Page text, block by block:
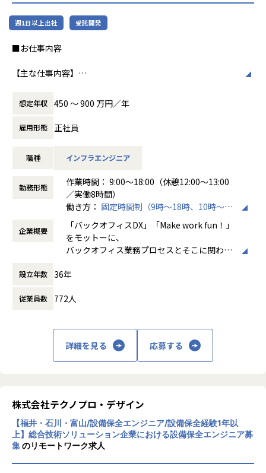
・ECクラウド基盤設計（AWS／VMware）
・大手クライアント向け仮想環境移行・導入（Windows／A
＜安心のサポート体制＞
・教育担当が1on1でフォロー
備。
・営業＆キャリアアドバイザーが伴走
└入社直後は毎月、その後は隔月で面談。業務・人間関係・
キャリアを幅広く支援。
・チャットで気軽に相談OK
└日常的に連絡しやすく、安心して話せる関係性を構築。
・トラブル時は当日中に対応
整。
└他案件の社員ともつながれる場を用意。ナレッジ共有も活
週1日以上出社 受託開発
■お仕事内容
【主な仕事内容】
インフラエンジニアとして、
これから導入していきたいお客様や、クラウドの利用をさら
に加速をしたいお客様に対して、
提案および調査分析、設計、構築、保守等の業務を行ってい
上流工程～下流工程すべての作業があり、当社メンバーでチ
大手銀行向け 基盤更改
h）、JP1​
その他、サーバーレスアーキテクチャでのデータ基盤構築
将来的には、インフラアーキテクトや上級インフラエンジニ
アなど、スペシャリストを目指して頂くことも可能です。
など、ご志向性に応じたキャリアマップを用意しています。
現在、若手～ベテラン層まで幅広い人材が活躍しており、切
磋琢磨しながら成長できる環境です。
想定年収 450 〜 900 万円／年
雇用形態 正社員
職種 インフラエンジニア
勤務形態
作業時間： 9:00～18:00（休憩12:00～13:00
／実働8時間）
働き方： 固定時間制（9時～18時、10時～19
時など）
時間外労働の有無： 有（月平均10時間）
休憩時間： 60分
企業概要
「バックオフィスDX」「Make work fun！」
をモットーに、
バックオフィス業務プロセスとそこに関わる
企業競争力を向上させることを使命としてい
チ開発やコンサルティングまで幅広いサービ
スを提供しています。クラウドERPやローコ
ード開発を柱とし、業務効率化やDX推進、経
CloudやOracle ERP Cloudなどを活用し、企
業の業務プロセスを最適化し、経営管理の強
化を図っています1。
社風/文化
ホープスは、若手社員が活躍できる環境で、
設立年数 36年
従業員数 772人
詳細を見る 応募する
株式会社テクノプロ・デザイン
【福井・石川・富山/設備保全エンジニア/設備保全経験1年以
上】総合技術ソリューション企業における設備保全エンジニア募
集のリモートワーク求人